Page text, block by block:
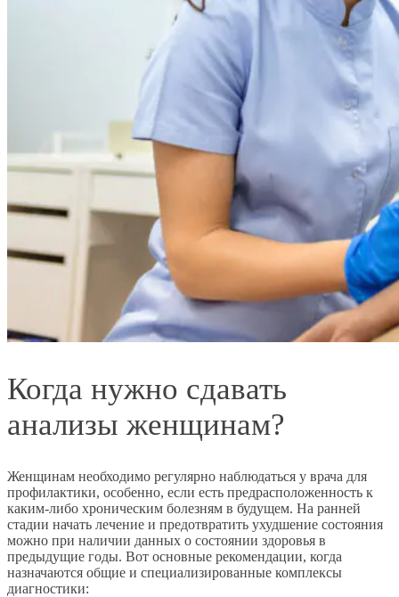
Когда нужно сдавать
анализы женщинам?
Женщинам необходимо регулярно наблюдаться у врача для
профилактики, особенно, если есть предрасположенность к
каким-либо хроническим болезням в будущем. На ранней
стадии начать лечение и предотвратить ухудшение состояния
можно при наличии данных о состоянии здоровья в
предыдущие годы. Вот основные рекомендации, когда
назначаются общие и специализированные комплексы
диагностики: